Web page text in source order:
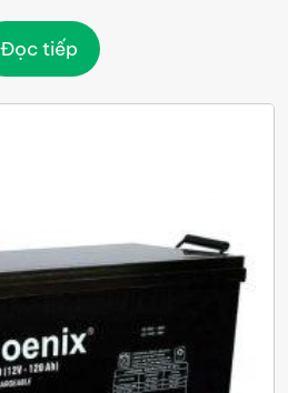
Đọc tiếp